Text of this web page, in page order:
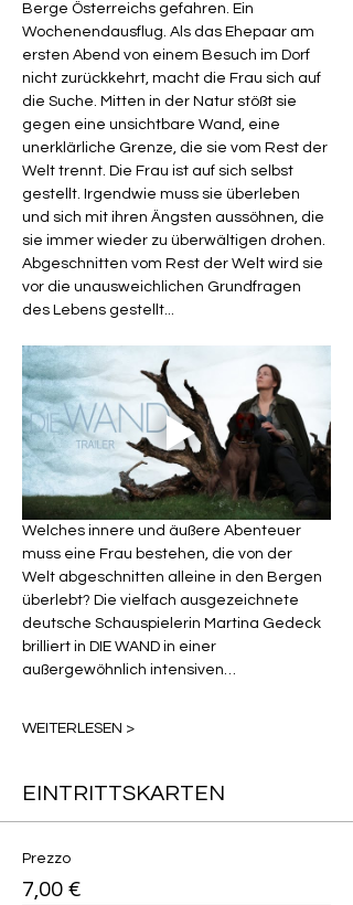
Berge Österreichs gefahren. Ein
Wochenendausflug. Als das Ehepaar am
ersten Abend von einem Besuch im Dorf
nicht zurückkehrt, macht die Frau sich auf
die Suche. Mitten in der Natur stößt sie
gegen eine unsichtbare Wand, eine
unerklärliche Grenze, die sie vom Rest der
Welt trennt. Die Frau ist auf sich selbst
gestellt. Irgendwie muss sie überleben
und sich mit ihren Ängsten aussöhnen, die
sie immer wieder zu überwältigen drohen.
Abgeschnitten vom Rest der Welt wird sie
vor die unausweichlichen Grundfragen
des Lebens gestellt...
Welches innere und äußere Abenteuer
muss eine Frau bestehen, die von der
Welt abgeschnitten alleine in den Bergen
überlebt? Die vielfach ausgezeichnete
deutsche Schauspielerin Martina Gedeck
brilliert in DIE WAND in einer
außergewöhnlich intensiven…
WEITERLESEN >
EINTRITTSKARTEN
Prezzo
7,00 €